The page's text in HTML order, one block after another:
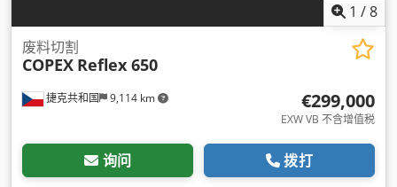
1 /8
捷克共和国 9,114 km
废料切割
COPEX Reflex 650
€299,000
EXW VB 不含增值税
询问 拨打